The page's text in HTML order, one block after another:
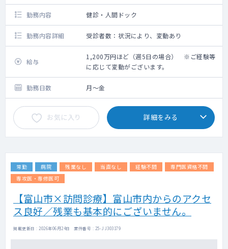
勤務内容 健診・人間ドック
勤務内容詳細 受診者数：状況により、変動あり
給与
1,200万円ほど（週5日の場合） ※ご経験等
に応じて変動がございます。
勤務日数 月～金
お気に入り 詳細をみる
常勤 病院 残業なし 当直なし 経験不問
専門医資格不問
専攻医・専修医可
【富山市×訪問診療】富山市内からのアクセ
ス良好／残業も基本的にございません。
掲載更新日 : 2026年06月24日 案件番号 : 25-JJ303179